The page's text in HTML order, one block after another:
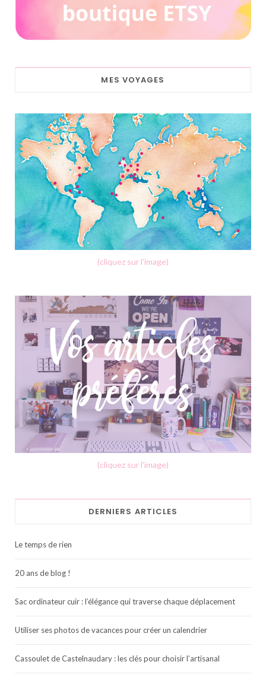
MES VOYAGES
(cliquez sur l'image)
(cliquez sur l'image)
DERNIERS ARTICLES
Le temps de rien
20 ans de blog !
Sac ordinateur cuir : l’élégance qui traverse chaque déplacement
Utiliser ses photos de vacances pour créer un calendrier
Cassoulet de Castelnaudary : les clés pour choisir l’artisanal